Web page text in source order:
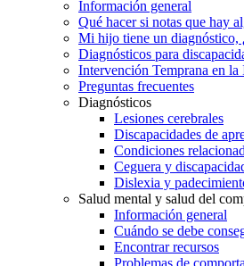
Información general
Qué hacer si notas que hay
Mi hijo tiene un diagnóstico,
Diagnósticos para
Intervención Temprana en
Preguntas frecuentes
Diagnósticos
Lesiones cerebrales
Discapacidades de
Condiciones
Ceguera y
Dislexia y
Salud mental y salud del
Información general
Cuándo se debe
Encontrar recursos
Problemas de